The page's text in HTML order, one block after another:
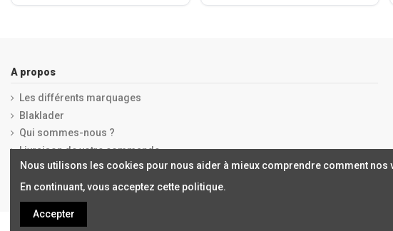
A propos
Les différents marquages
Blaklader
Qui sommes-nous ?
Livraison de votre commande
Mentions légales
Nous utilisons les cookies pour nous aider à mieux comprendre comment nos
En continuant, vous acceptez cette politique.
Accepter